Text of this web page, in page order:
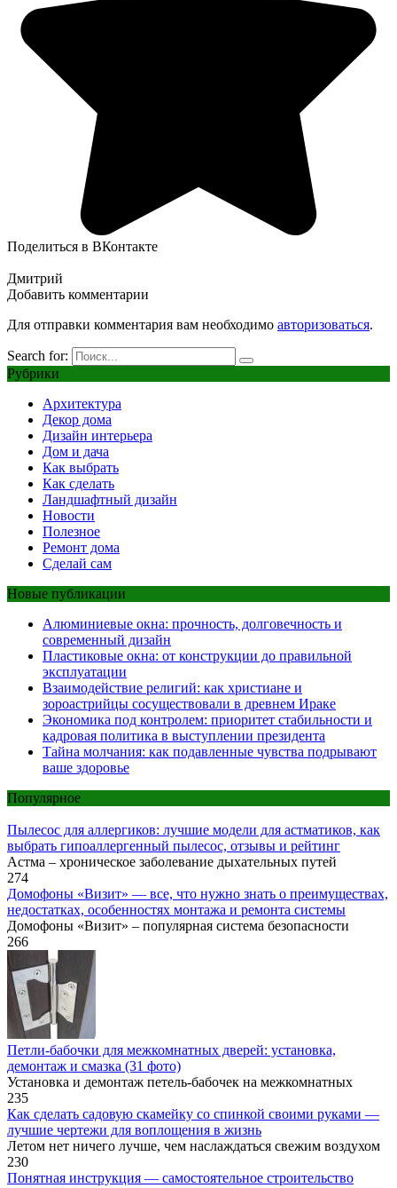
Поделиться в ВКонтакте
Дмитрий
Добавить комментарии
Для отправки комментария вам необходимо авторизоваться.
Search for:
Рубрики
Архитектура
Декор дома
Дизайн интерьера
Дом и дача
Как выбрать
Как сделать
Ландшафтный дизайн
Новости
Полезное
Ремонт дома
Сделай сам
Новые публикации
Алюминиевые окна: прочность, долговечность и
современный дизайн
Пластиковые окна: от конструкции до правильной
эксплуатации
Взаимодействие религий: как христиане и
зороастрийцы сосуществовали в древнем Ираке
Экономика под контролем: приоритет стабильности и
кадровая политика в выступлении президента
Тайна молчания: как подавленные чувства подрывают
ваше здоровье
Популярное
Пылесос для аллергиков: лучшие модели для астматиков, как
выбрать гипоаллергенный пылесос, отзывы и рейтинг
Астма – хроническое заболевание дыхательных путей
274
Домофоны «Визит» — все, что нужно знать о преимуществах,
недостатках, особенностях монтажа и ремонта системы
Домофоны «Визит» – популярная система безопасности
266
Петли-бабочки для межкомнатных дверей: установка,
демонтаж и смазка (31 фото)
Установка и демонтаж петель-бабочек на межкомнатных
235
Как сделать садовую скамейку со спинкой своими руками —
лучшие чертежи для воплощения в жизнь
Летом нет ничего лучше, чем наслаждаться свежим воздухом
230
Понятная инструкция — самостоятельное строительство